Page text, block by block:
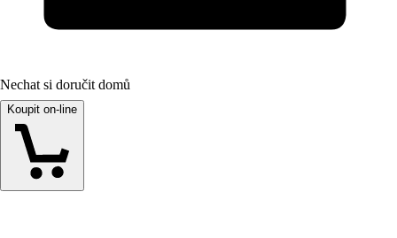
Nechat si doručit domů
Koupit on-line